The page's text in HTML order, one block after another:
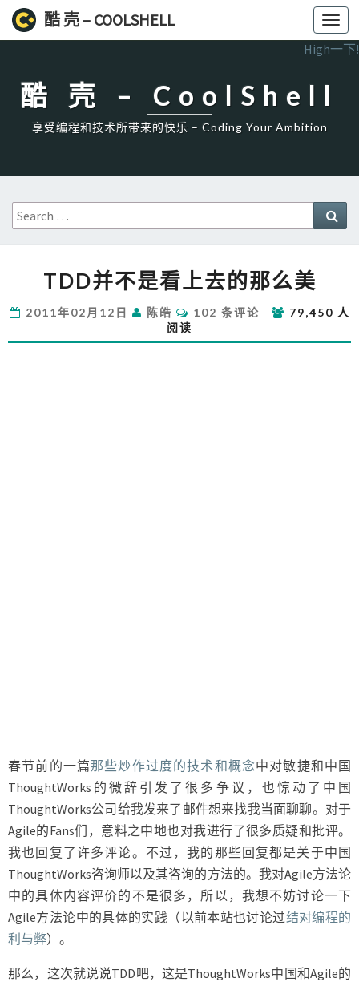
酷 壳 – COOLSHELL
High一下!
酷 壳 – CoolShell
享受编程和技术所带来的快乐 – Coding Your Ambition
Search
for:
并
是
看
TDD并不是看上去的那么美
2011年02月12日 陈皓
评
论
102 条评论
79,450 人
阅读
春节前的一篇那些炒作过度的技术和概念中对敏捷和中国
ThoughtWorks的微辞引发了很多争议，也惊动了中国
ThoughtWorks公司给我发来了邮件想来找我当面聊聊。对于
Agile的Fans们，意料之中地也对我进行了很多质疑和批评。
我也回复了许多评论。不过，我的那些回复都是关于中国
ThoughtWorks咨询师以及其咨询的方法的。我对Agile方法论
中的具体内容评价的不是很多，所以，我想不妨讨论一下
Agile方法论中的具体的实践（以前本站也讨论过结对编程的
利与弊）。
那么，这次就说说TDD吧，这是ThoughtWorks中国和Agile的